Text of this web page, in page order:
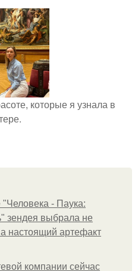
которые я узнала в
- Паука:
зендея выбрала не
настоящий артефакт
компании сейчас